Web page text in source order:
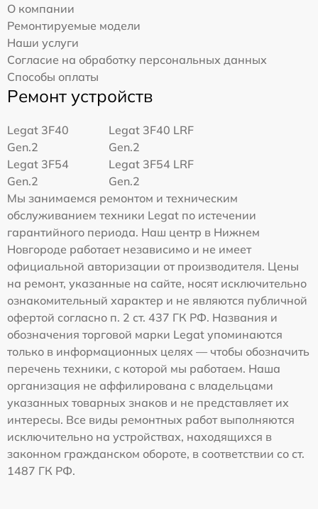
О компании
Ремонтируемые модели
Наши услуги
Согласие на обработку персональных данных
Способы оплаты
Ремонт устройств
Legat 3F40
Gen.2
Legat 3F40 LRF
Gen.2
Legat 3F54
Gen.2
Legat 3F54 LRF
Gen.2
Мы занимаемся ремонтом и техническим
обслуживанием техники Legat по истечении
гарантийного периода. Наш центр в Нижнем
Новгороде работает независимо и не имеет
официальной авторизации от производителя. Цены
на ремонт, указанные на сайте, носят исключительно
ознакомительный характер и не являются публичной
офертой согласно п. 2 ст. 437 ГК РФ. Названия и
обозначения торговой марки Legat упоминаются
только в информационных целях — чтобы обозначить
перечень техники, с которой мы работаем. Наша
организация не аффилирована с владельцами
указанных товарных знаков и не представляет их
интересы. Все виды ремонтных работ выполняются
исключительно на устройствах, находящихся в
законном гражданском обороте, в соответствии со ст.
1487 ГК РФ.